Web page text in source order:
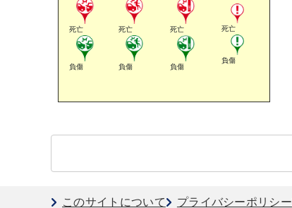
死亡
負傷
死亡
負傷
死亡
負傷
死亡
負傷
このサイトについて プライバシーポリシー